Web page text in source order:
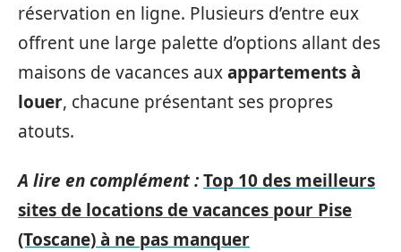
réservation en ligne. Plusieurs d’entre eux
offrent une large palette d’options allant des
maisons de vacances auxappartements à
louer, chacune présentant ses propres
atouts.
A lire en complément :Top 10 des meilleurs
sites de locations de vacances pour Pise
(Toscane) à ne pas manquer